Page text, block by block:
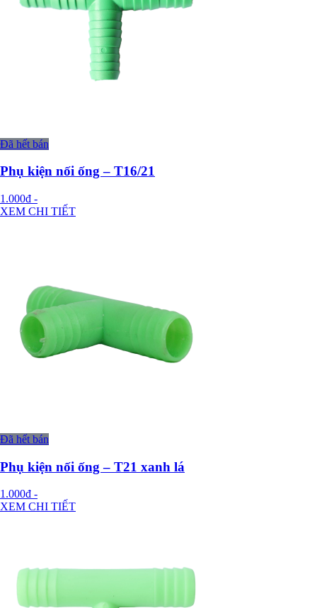
Đã hết bán
Phụ kiện nối ống – T16/21
1.000đ -
XEM CHI TIẾT
Đã hết bán
Phụ kiện nối ống – T21 xanh lá
1.000đ -
XEM CHI TIẾT